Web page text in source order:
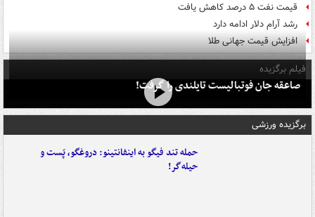
قیمت نفت ۵ درصد کاهش یافت
رشد آرام دلار ادامه دارد
افزایش قیمت جهانی طلا
فیلم برگزیده
صاعقه جان فوتبالیست تایلندی را گرفت!
برگزیده ورزشی
حمله تند فیگو به اینفانتینو: دروغگو، پَست‌ و
حیله‌گر!